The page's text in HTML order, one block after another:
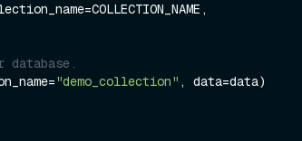
"demo_collection" , data=data)